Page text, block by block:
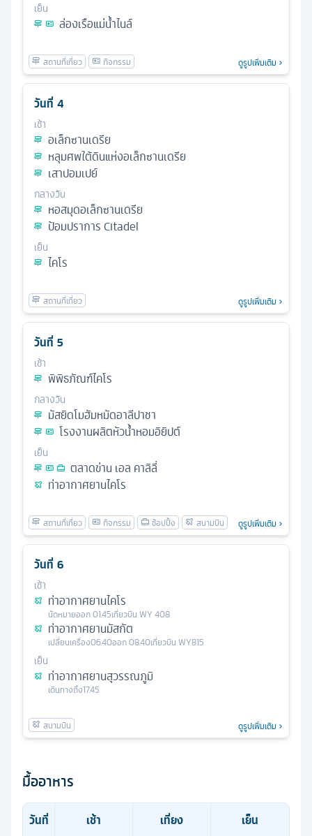
เย็น
ล่องเรือแม่น้ำไนล์
ดูรูปเพิ่มเติม
วันที่ 4
เช้า
อเล็กซานเดรีย
หลุมศพใต้ดินแห่งอเล็กซานเดรีย
เสาปอมเปย์
กลางวัน
หอสมุดอเล็กซานเดรีย
ป้อมปราการ Citadel
เย็น
ไคโร
ดูรูปเพิ่มเติม
วันที่ 5
เช้า
พิพิธภัณฑ์ไคโร
กลางวัน
มัสยิดโมฮัมหมัดอาลีปาชา
โรงงานผลิตหัวน้ำหอมอิยิปต์
เย็น
ตลาดข่าน เอล คาลิลี่
ท่าอากาศยานไคโร
ดูรูปเพิ่มเติม
วันที่ 6
เช้า
ท่าอากาศยานไคโร
นัดหมายออก01.45เที่ยวบิน WY 408
ท่าอากาศยานมัสกัต
เปลี่ยนเครื่อง06.40ออก08.40เที่ยวบิน WY815
เย็น
ท่าอากาศยานสุวรรณภูมิ
เดินทางถึง17.45
ดูรูปเพิ่มเติม
มื้ออาหาร
วันที่ เช้า เที่ยง เย็น